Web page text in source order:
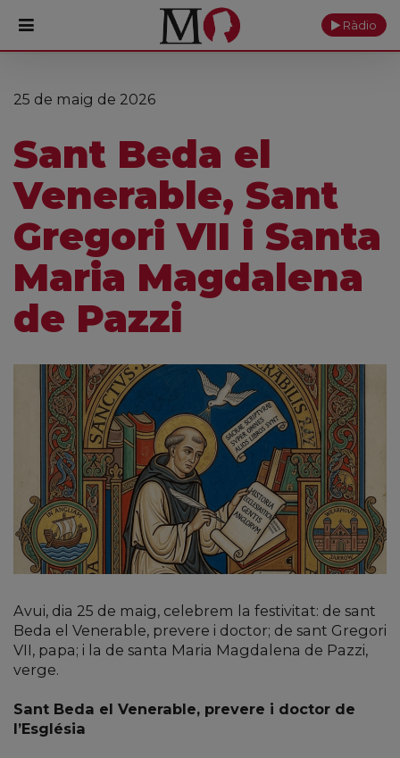
PORTADA
Fundació
Visita'ns
Reserves
Ràdio
25 de maig de 2026
Sant Beda el
Venerable, Sant
Gregori VII i Santa
Maria Magdalena
de Pazzi
Avui, dia 25 de maig, celebrem la festivitat: de sant
Beda el Venerable, prevere i doctor; de sant Gregori
VII, papa; i la de santa Maria Magdalena de Pazzi,
verge.
Sant Beda el Venerable, prevere i doctor de
l’Església